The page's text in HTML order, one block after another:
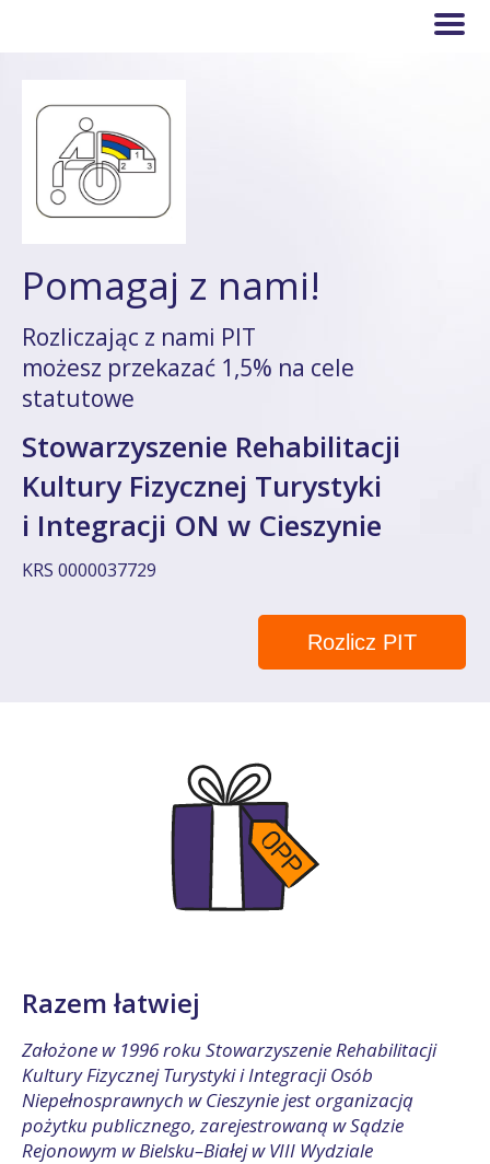
Pomagaj z nami!
Rozliczając z nami PIT
możesz przekazać 1,5% na cele
statutowe
Stowarzyszenie Rehabilitacji
Kultury Fizycznej Turystyki
i Integracji ON w Cieszynie
KRS 0000037729
Rozlicz PIT
Razem łatwiej
Założone w 1996 roku Stowarzyszenie Rehabilitacji
Kultury Fizycznej Turystyki i Integracji Osób
Niepełnosprawnych w Cieszynie jest organizacją
pożytku publicznego, zarejestrowaną w Sądzie
Rejonowym w Bielsku–Białej w VIII Wydziale